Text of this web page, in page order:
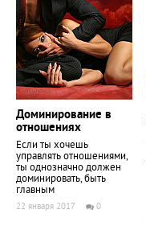
Доминирование в
отношениях
Если ты хочешь
управлять отношениями,
ты однозначно должен
доминировать, быть
главным
22 января 2017 0